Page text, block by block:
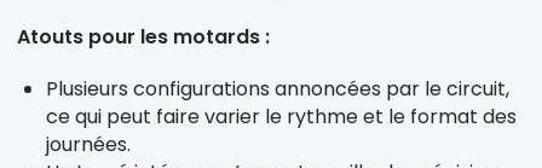
Atouts pour les motards :
Plusieurs configurations annoncées par le circuit,
ce qui peut faire varier le rythme et le format des
journées.